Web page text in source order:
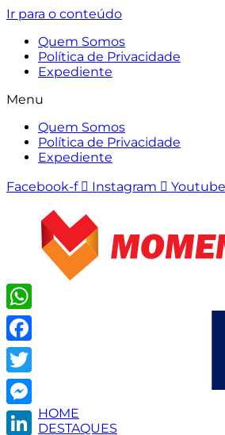
Ir para o conteúdo
Quem Somos
Política de Privacidade
Expediente
Menu
Quem Somos
Política de Privacidade
Expediente
Facebook-f
Instagram Youtube
HOME
DESTAQUES
WhatsApp
Facebook
Twitter
Messenger